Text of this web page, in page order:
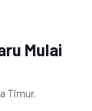
Mulai
Timur.